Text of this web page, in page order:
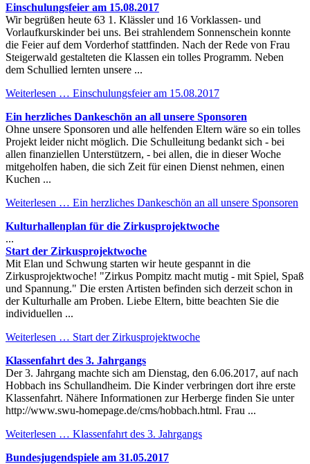
Einschulungsfeier am 15.08.2017
Wir begrüßen heute 63 1. Klässler und 16 Vorklassen- und
Vorlaufkurskinder bei uns. Bei strahlendem Sonnenschein konnte
die Feier auf dem Vorderhof stattfinden. Nach der Rede von Frau
Steigerwald gestalteten die Klassen ein tolles Programm. Neben
dem Schullied lernten unsere ...
Weiterlesen … Einschulungsfeier am 15.08.2017
Ein herzliches Dankeschön an all unsere Sponsoren
Ohne unsere Sponsoren und alle helfenden Eltern wäre so ein tolles
Projekt leider nicht möglich. Die Schulleitung bedankt sich - bei
allen finanziellen Unterstützern, - bei allen, die in dieser Woche
mitgeholfen haben, die sich Zeit für einen Dienst nehmen, einen
Kuchen ...
Weiterlesen … Ein herzliches Dankeschön an all unsere Sponsoren
Kulturhallenplan für die Zirkusprojektwoche
...
Start der Zirkusprojektwoche
Mit Elan und Schwung starten wir heute gespannt in die
Zirkusprojektwoche! "Zirkus Pompitz macht mutig - mit Spiel, Spaß
und Spannung." Die ersten Artisten befinden sich derzeit schon in
der Kulturhalle am Proben. Liebe Eltern, bitte beachten Sie die
individuellen ...
Weiterlesen … Start der Zirkusprojektwoche
Klassenfahrt des 3. Jahrgangs
Der 3. Jahrgang machte sich am Dienstag, den 6.06.2017, auf nach
Hobbach ins Schullandheim. Die Kinder verbringen dort ihre erste
Klassenfahrt. Nähere Informationen zur Herberge finden Sie unter
http://www.swu-homepage.de/cms/hobbach.html. Frau ...
Weiterlesen … Klassenfahrt des 3. Jahrgangs
Bundesjugendspiele am 31.05.2017